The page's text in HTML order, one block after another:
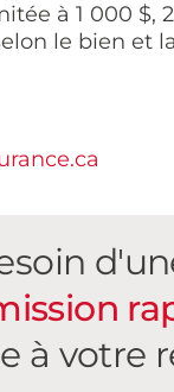
à 1 000 $,
le bien et
à votre